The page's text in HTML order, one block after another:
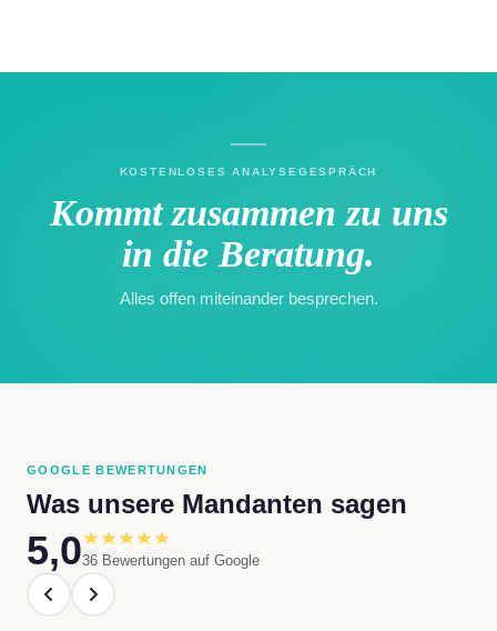
KOSTENLOSES ANALYSEGESPRÄCH
Kommt zusammen zu uns
in die Beratung.
Alles offen miteinander besprechen.
GOOGLE BEWERTUNGEN
Was unsere Mandanten sagen
5,036 Bewertungen auf Google